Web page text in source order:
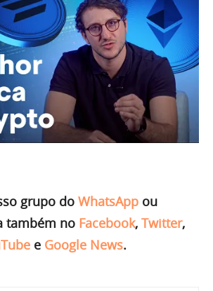
grupo do WhatsApp ou
também no Facebook, Twitter,
e Google News.